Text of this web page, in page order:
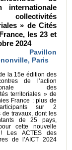
internationale
» de Cités
les 23 et
2024
Paris
la 15e édition des
de l’action
des
territoriales » de
France : plus de
sur 2
de travaux, dont les
de 25 pays,
cette nouvelle
Les ACTES des
de l’AICT 2024